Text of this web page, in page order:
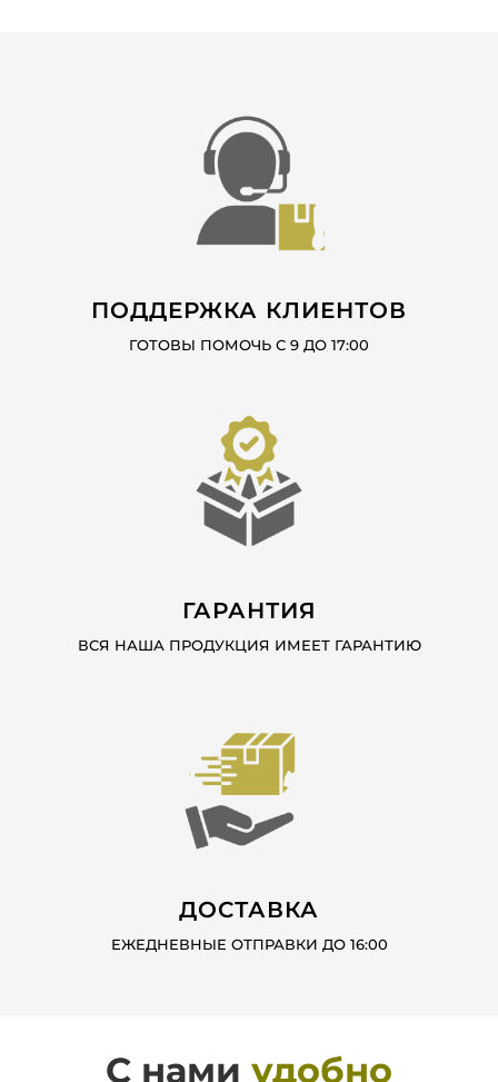
ПОДДЕРЖКА КЛИЕНТОВ
ГОТОВЫ ПОМОЧЬ С 9 ДО 17:00
ГАРАНТИЯ
ВСЯ НАША ПРОДУКЦИЯ ИМЕЕТ ГАРАНТИЮ
ДОСТАВКА
ЕЖЕДНЕВНЫЕ ОТПРАВКИ ДО 16:00
С нами удобно